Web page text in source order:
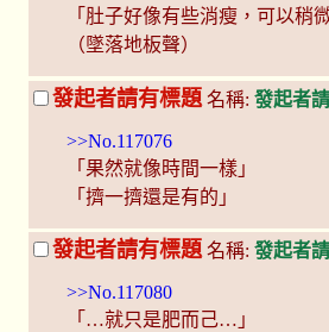
「肚子好像有些消瘦，可以稍
（墜落地板聲）
發起者請有標題 名稱: 發起者
>>No.117076
「果然就像時間一樣」
「擠一擠還是有的」
發起者請有標題名稱: 發起者
>>No.117080
「…就只是肥而己…」